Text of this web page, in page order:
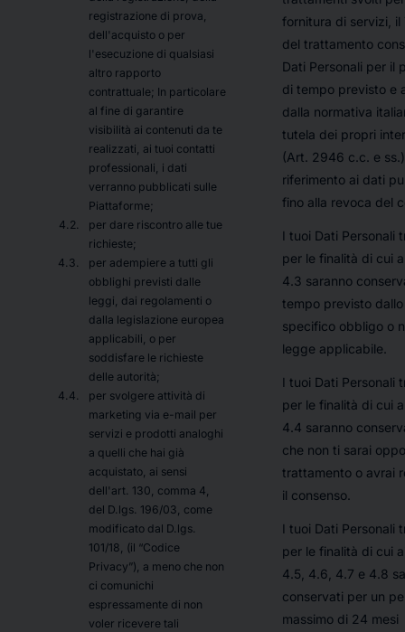
registrazione di prova,
dell'acquisto o per
l'esecuzione di qualsiasi
altro rapporto
contrattuale; In particolare
al fine di garantire
visibilità ai contenuti da te
realizzati, ai tuoi contatti
professionali, i dati
verranno pubblicati sulle
Piattaforme;
per dare riscontro alle tue
richieste;
per adempiere a tutti gli
obblighi previsti dalle
leggi, dai regolamenti o
dalla legislazione europea
applicabili, o per
soddisfare le richieste
delle autorità;
per svolgere attività di
marketing via e-mail per
servizi e prodotti analoghi
a quelli che hai già
acquistato, ai sensi
dell'art. 130, comma 4,
del D.lgs. 196/03, come
modificato dal D.lgs.
101/18, (il “Codice
Privacy”), a meno che non
ci comunichi
espressamente di non
voler ricevere tali
fornitura di servizi, il
del trattamento
Dati Personali per il
di tempo previsto e
dalla normativa
tutela dei propri
(Art. 2946 c.c. e
riferimento ai dati
fino alla revoca del
I tuoi Dati Personali
per le finalità di cui
4.3 saranno
tempo previsto dallo
specifico obbligo o
legge applicabile.
I tuoi Dati Personali
per le finalità di cui
4.4 saranno
che non ti sarai
trattamento o avrai
il consenso.
I tuoi Dati Personali
per le finalità di cui
4.5, 4.6, 4.7 e 4.8
conservati per un
massimo di 24 mesi